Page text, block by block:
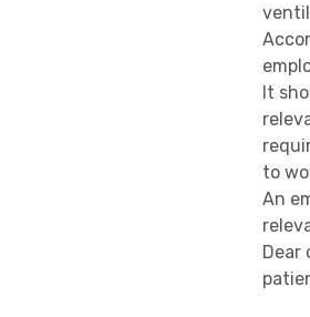
It
to
An
Dear